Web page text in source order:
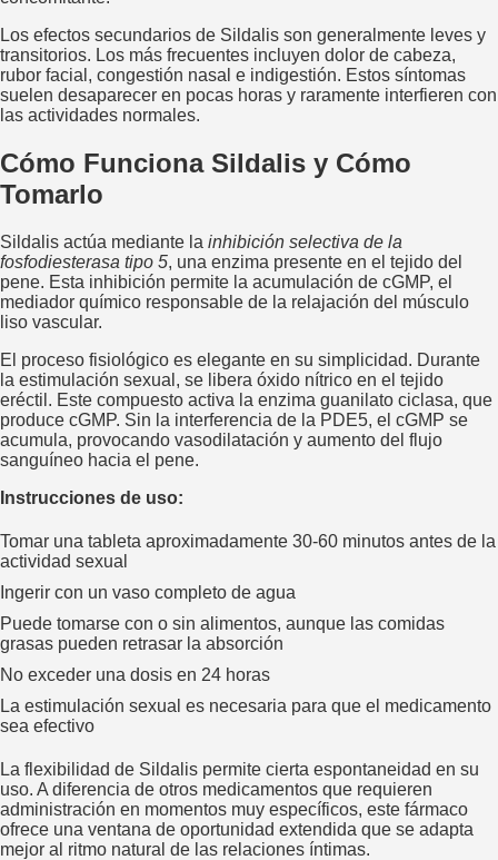
Los efectos secundarios de Sildalis son generalmente leves y
transitorios. Los más frecuentes incluyen dolor de cabeza,
rubor facial, congestión nasal e indigestión. Estos síntomas
suelen desaparecer en pocas horas y raramente interfieren con
las actividades normales.
Cómo Funciona Sildalis y Cómo
Tomarlo
Sildalis actúa mediante la inhibición selectiva de la
fosfodiesterasa tipo 5, una enzima presente en el tejido del
pene. Esta inhibición permite la acumulación de cGMP, el
mediador químico responsable de la relajación del músculo
liso vascular.
El proceso fisiológico es elegante en su simplicidad. Durante
la estimulación sexual, se libera óxido nítrico en el tejido
eréctil. Este compuesto activa la enzima guanilato ciclasa, que
produce cGMP. Sin la interferencia de la PDE5, el cGMP se
acumula, provocando vasodilatación y aumento del flujo
sanguíneo hacia el pene.
Instrucciones de uso:
Tomar una tableta aproximadamente 30-60 minutos antes de la
actividad sexual
Ingerir con un vaso completo de agua
Puede tomarse con o sin alimentos, aunque las comidas
grasas pueden retrasar la absorción
No exceder una dosis en 24 horas
La estimulación sexual es necesaria para que el medicamento
sea efectivo
La flexibilidad de Sildalis permite cierta espontaneidad en su
uso. A diferencia de otros medicamentos que requieren
administración en momentos muy específicos, este fármaco
ofrece una ventana de oportunidad extendida que se adapta
mejor al ritmo natural de las relaciones íntimas.